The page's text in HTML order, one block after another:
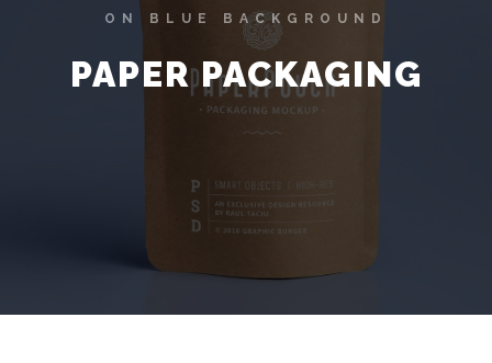
ON BLUE BACKGROUND
PAPER PACKAGING